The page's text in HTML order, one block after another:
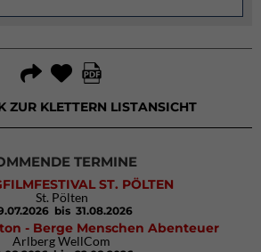
ZUR KLETTERN LISTANSICHT
TERMINE
ST. PÖLTEN
St. Pölten
bis 31.08.2026
- Berge Menschen Abenteuer
Arlberg WellCom